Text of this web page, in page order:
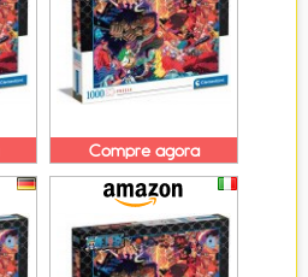
Compre agora